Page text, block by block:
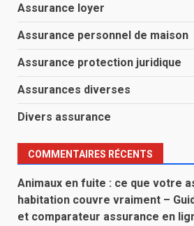
Assurance loyer
Assurance personnel de maison
Assurance protection juridique
Assurances diverses
Divers assurance
COMMENTAIRES RÉCENTS
Animaux en fuite : ce que votre
habitation couvre vraiment –
et comparateur assurance en